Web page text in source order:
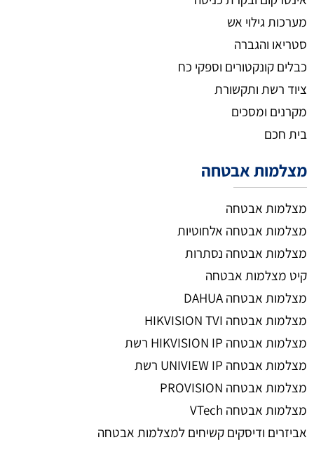
מערכות גילוי אש
סטריאו והגברה
כבלים קונקטורים וספקי כח
ציוד רשת ותקשורת
מקרנים ומסכים
בית חכם
מצלמות אבטחה
מצלמות אבטחה
מצלמות אבטחה אלחוטיות
מצלמות אבטחה נסתרות
קיט מצלמות אבטחה
מצלמות אבטחה DAHUA
מצלמות אבטחה HIKVISION TVI
מצלמות אבטחה HIKVISION IP רשת
מצלמות אבטחה UNIVIEW IP רשת
מצלמות אבטחה PROVISION
מצלמות אבטחה VTech
אביזרים ודיסקים קשיחים למצלמות אבטחה